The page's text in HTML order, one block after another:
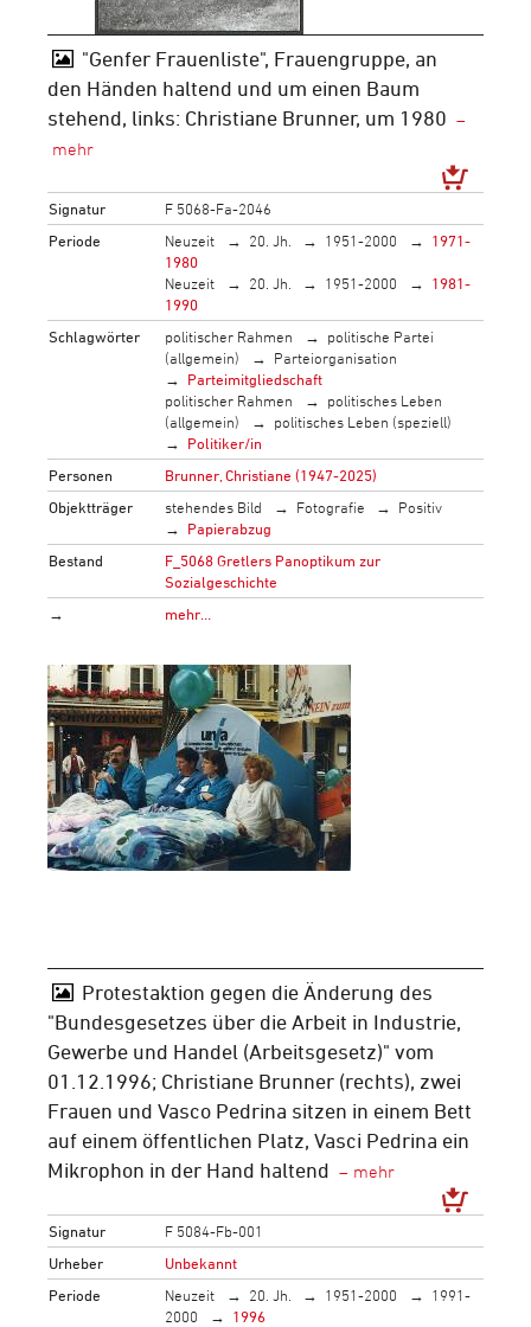
"Genfer Frauenliste", Frauengruppe, an
den Händen haltend und um einen Baum
stehend, links: Christiane Brunner, um 1980
Signatur
F 5068-Fa-2046
Periode
Neuzeit 20. Jh. 1951-2000
1971-
1980
Neuzeit
20. Jh. 1951-2000
1981-
1990
Schlagwörter
politischer Rahmen
politische Partei
(allgemein)
Parteiorganisation
Parteimitgliedschaft
politischer Rahmen
politisches Leben
(allgemein)
politisches Leben (speziell)
Politiker/in
Personen
Brunner, Christiane (1947-2025)
Objektträger
stehendes Bild Fotografie
Positiv
Papierabzug
Bestand
F_5068 Gretlers Panoptikum zur
Sozialgeschichte
→
mehr…
Protestaktion gegen die Änderung des
"Bundesgesetzes über die Arbeit in Industrie,
Gewerbe und Handel (Arbeitsgesetz)" vom
01.12.1996; Christiane Brunner (rechts), zwei
Frauen und Vasco Pedrina sitzen in einem Bett
auf einem öffentlichen Platz, Vasci Pedrina ein
Mikrophon in der Hand haltend
Signatur
F 5084-Fb-001
Urheber
Unbekannt
Periode
Neuzeit 20. Jh. 1951-2000
1991-
2000
1996